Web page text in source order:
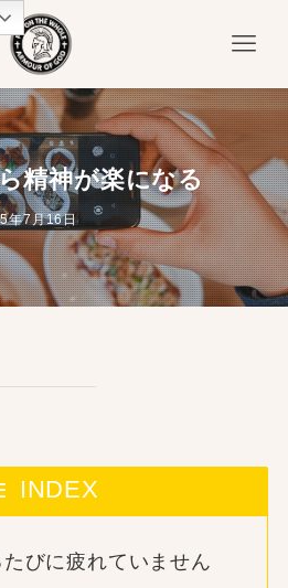
精神が楽になる
年7月16日
INDEX
びに疲れていません